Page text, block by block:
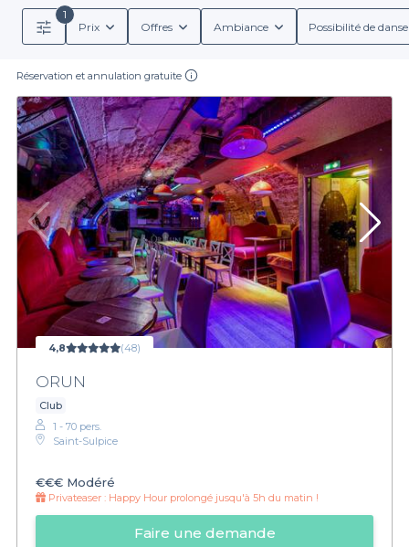
1
Prix
Offres Ambiance Possibilité de
Réservation et annulation gratuite
4,8 (48)
ORUN
Club
1 - 70 pers.
Saint-Sulpice
€€€ Modéré
Privateaser : Happy Hour prolongé jusqu'à 5h du matin !
Faire une demande